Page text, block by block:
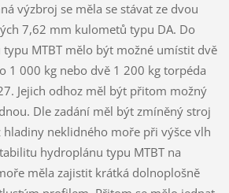
výzbroj se měla se stávat ze dvou
7,62 mm kulometů typu DA. Do
MTBT mělo být možné umístit dvě
1 000 kg nebo dvě 1 200 kg torpéda
Jejich odhoz měl být přitom možný
Dle zadání měl být zmíněný stroj
hladiny neklidného moře při výšce vlh
hydroplánu typu MTBT na
měla zajistit krátká dolnoplošně